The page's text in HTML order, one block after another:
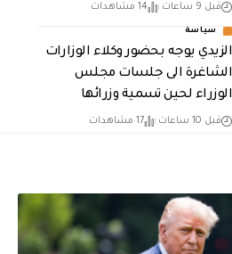
قبل 9 ساعات 14 مشاهدات
سياسة
الزيدي يوجه بحضور وكلاء الوزارات
الشاغرة الى جلسات مجلس
الوزراء لحين تسمية وزرائها
قبل 10 ساعات 17 مشاهدات